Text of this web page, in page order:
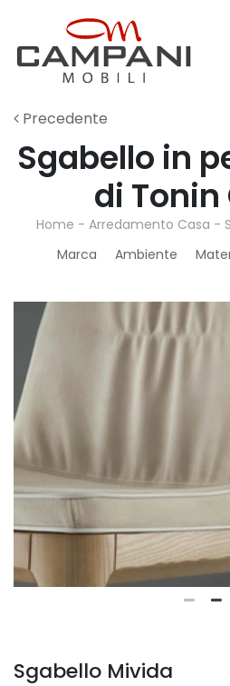
Precedente
Sgabello in
di Tonin
Home - Arredamento Casa -
Marca
Ambiente
Sgabello Mivida